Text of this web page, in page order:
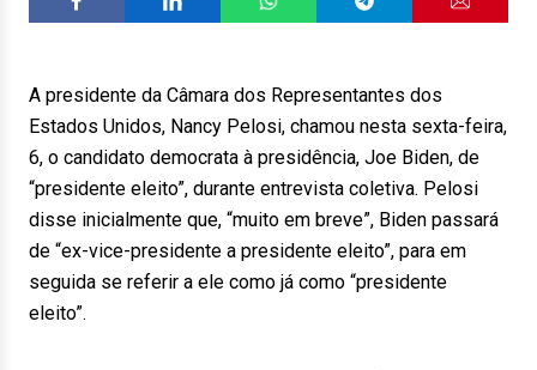
A presidente da Câmara dos Representantes dos
Estados Unidos, Nancy Pelosi, chamou nesta sexta-feira,
6, o candidato democrata à presidência, Joe Biden, de
“presidente eleito”, durante entrevista coletiva. Pelosi
disse inicialmente que, “muito em breve”, Biden passará
de “ex-vice-presidente a presidente eleito”, para em
seguida se referir a ele como já como “presidente
eleito”.